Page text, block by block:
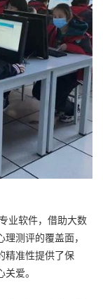
软件，借助大数
测评的覆盖面，
精准性提供了保
爱。